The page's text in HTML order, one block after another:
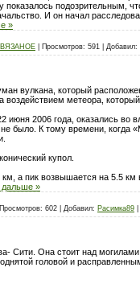
подозрительным,
И он начал
»
Просмотров: 591 Добавил:
вулкана, который
метеора,
июня 2006 года, оказались
было. К тому времени,
купол.
км, а пик возвышается на 5.5
дальше »
Просмотров: 602 Добавил: Расимка89
Сити. Она стоит над
головой и